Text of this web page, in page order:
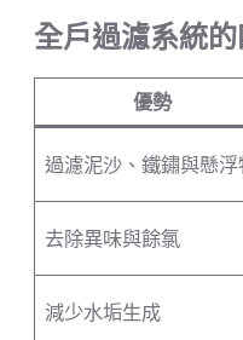
全戶過濾系統
優勢
過濾泥沙、鐵鏽與懸浮
去除異味與餘氯
減少水垢生成